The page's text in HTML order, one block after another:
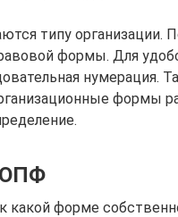
типу организации.
формы. Для
нумерация.
формы
форме